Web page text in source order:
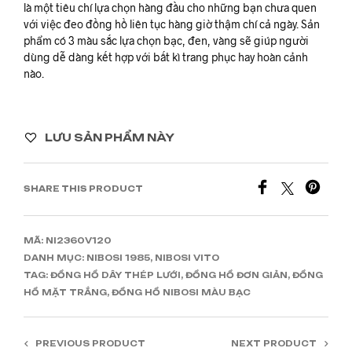
là một tiêu chí lựa chọn hàng đầu cho những bạn chưa quen
với việc đeo đồng hồ liên tục hàng giờ thậm chí cả ngày. Sản
phẩm có 3 màu sắc lựa chọn bạc, đen, vàng sẽ giúp người
dùng dễ dàng kết hợp với bất kì trang phục hay hoàn cảnh
nào.
LƯU SẢN PHẨM NÀY
SHARE THIS PRODUCT
MÃ: NI2360V120
DANH MỤC: NIBOSI 1985, NIBOSI VITO
TAG: ĐỒNG HỒ DÂY THÉP LƯỚI , ĐỒNG HỒ ĐƠN GIẢN , ĐỒNG
HỒ MẶT TRẮNG, ĐỒNG HỒ NIBOSI MÀU BẠC
PREVIOUS PRODUCT NEXT PRODUCT